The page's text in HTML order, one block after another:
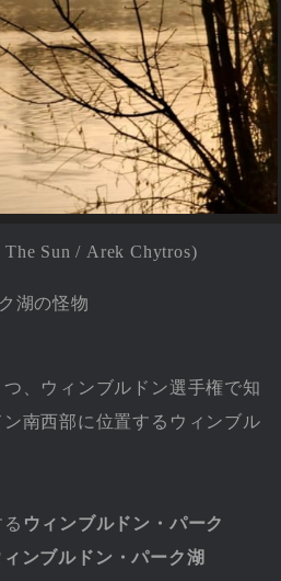
The Sun / Arek Chytros)
湖の怪物
、ウィンブルドン選手権で知
南西部に位置するウィンブル
ウィンブルドン・パーク
ィンブルドン・パーク湖